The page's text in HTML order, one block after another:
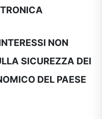
NON
SICUREZZA DEI
DEL PAESE